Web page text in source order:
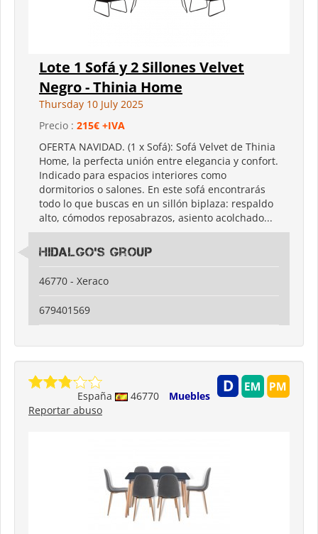
Lote 1 Sofá y 2 Sillones Velvet
Negro - Thinia Home
Thursday 10 July 2025
Precio : 215€ +IVA
OFERTA NAVIDAD. (1 x Sofá): Sofá Velvet de Thinia
Home, la perfecta unión entre elegancia y confort.
Indicado para espacios interiores como
dormitorios o salones. En este sofá encontrarás
todo lo que buscas en un sillón biplaza: respaldo
alto, cómodos reposabrazos, asiento acolchado...
Hidalgo's Group
46770 - Xeraco
679401569
España 46770
Muebles
Reportar abuso